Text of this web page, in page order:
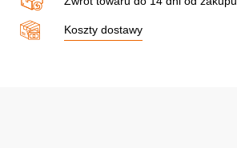
Koszty dostawy